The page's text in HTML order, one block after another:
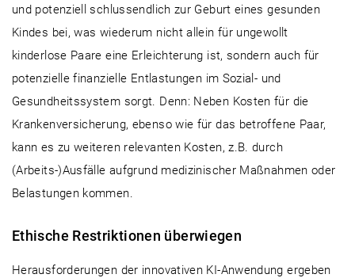
und potenziell schlussendlich zur Geburt eines gesunden
Kindes bei, was wiederum nicht allein für ungewollt
kinderlose Paare eine Erleichterung ist, sondern auch für
potenzielle finanzielle Entlastungen im Sozial- und
Gesundheitssystem sorgt. Denn: Neben Kosten für die
Krankenversicherung, ebenso wie für das betroffene Paar,
kann es zu weiteren relevanten Kosten, z.B. durch
(Arbeits-)Ausfälle aufgrund medizinischer Maßnahmen oder
Belastungen kommen.
Ethische Restriktionen überwiegen
Herausforderungen der innovativen KI-Anwendung ergeben